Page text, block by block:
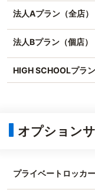
法人Aプラン（全店）
法人Bプラン（個店）
HIGH SCHOOLプラン
オプション
プライベートロッカー